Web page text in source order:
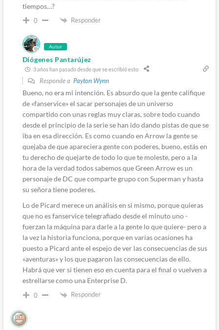
tiempos…?
0 Responder
Autor
Diógenes Pantarújez
3 años han pasado desde que se escribió esto
Responde a Payton Wynn
Bueno, no era mi intención. Es absurdo que la gente califique
de «fanservice» el sacar personajes de un universo
compartido con unas reglas muy claras, sobre todo cuando
desde el principio de la serie se han ido dando pistas de que se
iba en esa dirección. Es como cuando en Arrow la gente se
quejaba de que apareciera gente con poderes, bueno, estás en
tu derecho de quejarte de todo lo que te moleste, pero a la
hora de la verdad todos sabemos que Green Arrow es un
personaje de DC que comparte grupo con Superman y hasta
su señora tiene poderes.
Lo de Picard merece un análisis en si mismo, porque quieras
que no es fanservice telegrafiado desde el minuto uno -
fuerzan la máquina para darle a la gente lo que quiere- pero a
la vez la historia funciona, porque en varias ocasiones ha
puesto a Picard ante el espejo de ver las consecuencias de sus
«aventuras» y los que pagaron las consecuencias de ello.
Habrá que ver si tienen eso en cuenta para el final o vuelven a
estrellarse como una Enterprise D.
0 Responder